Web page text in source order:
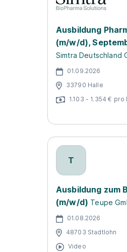
Ausbildung
(m/w/d),
Simtra Deutschland
01.09.2026
33790 Halle
1.103 - 1.354 € pro
T
Ausbildung zum
(m/w/d) Teupe
01.08.2026
48703 Stadtlohn
Video